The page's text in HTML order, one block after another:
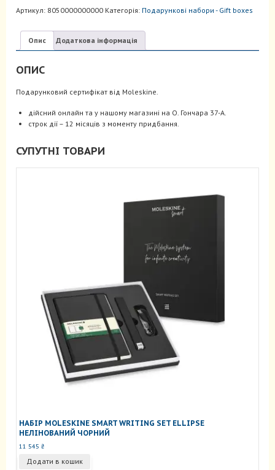
Card
Артикул: 8050000000000 Категорія: Подарункові набори - Gift boxes
Опис Додаткова інформація
ОПИС
Подарунковий сертифікат від Moleskine.
дійсний онлайн та у нашому магазині на О. Гончара 37-А.
строк дії – 12 місяців з моменту придбання.
СУПУТНІ ТОВАРИ
НАБІР MOLESKINE SMART WRITING SET ELLIPSE
НЕЛІНОВАНИЙ ЧОРНИЙ
11 545 ₴
Додати в кошик